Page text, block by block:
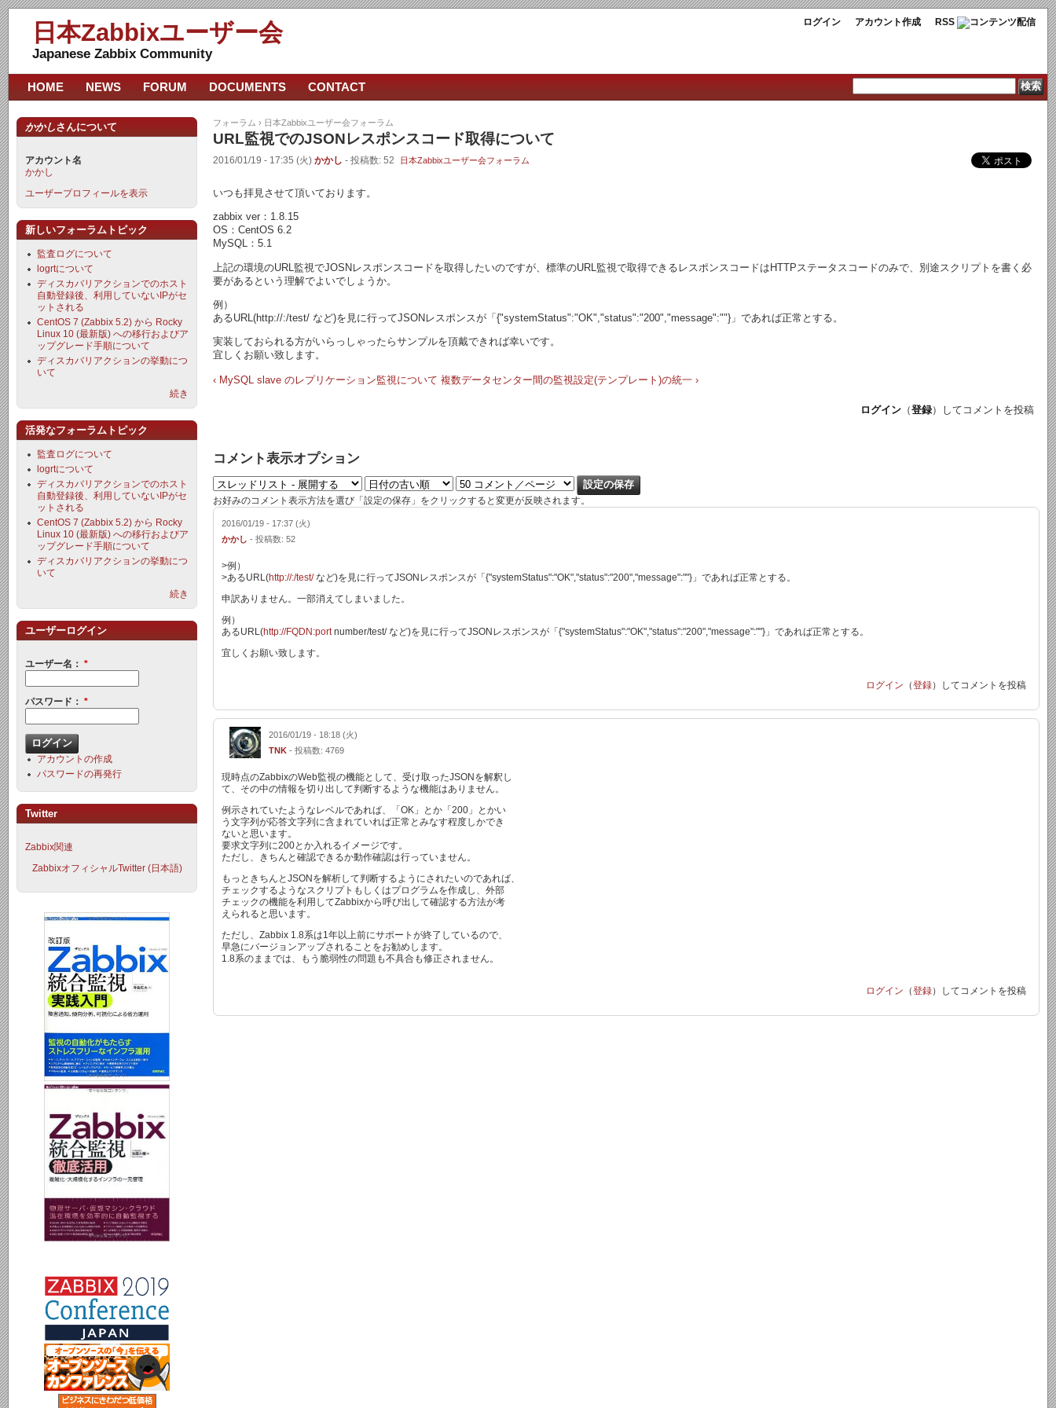
ログイン アカウント作成 RSS
日本Zabbixユーザー会
Japanese Zabbix Community
フォーラム › 日本Zabbixユーザー会フォーラム
URL監視でのJSONレスポンスコード取得について
2016/01/19 - 17:35 (火) かかし - 投稿数: 52 日本Zabbixユーザー会フォーラム
いつも拝見させて頂いております。
zabbix ver：1.8.15
OS：CentOS 6.2
MySQL：5.1
上記の環境のURL監視でJOSNレスポンスコードを取得したいのですが、標準のURL監視で取得できるレスポンスコードはHTTPステータスコードのみで、別途スクリプトを書く必
要があるという理解でよいでしょうか。
例）
あるURL(http://:/test/ など)を見に行ってJSONレスポンスが「{"systemStatus":"OK","status":"200","message":""}」であれば正常とする。
実装しておられる方がいらっしゃったらサンプルを頂戴できれば幸いです。
宜しくお願い致します。
‹ MySQL slave のレプリケーション監視について 複数データセンター間の監視設定(テンプレート)の統一 ›
ログイン （登録）してコメントを投稿
コメント表示オプション
お好みのコメント表示方法を選び「設定の保存」をクリックすると変更が反映されます。
2016/01/19 - 17:37 (火)
かかし - 投稿数: 52
>例）
>あるURL(http://:/test/など)を見に行ってJSONレスポンスが「{"systemStatus":"OK","status":"200","message":""}」であれば正常とする。
申訳ありません。一部消えてしまいました。
例）
あるURL(http://FQDN:portnumber/test/ など)を見に行ってJSONレスポンスが「{"systemStatus":"OK","status":"200","message":""}」であれば正常とする。
宜しくお願い致します。
ログイン （登録）してコメントを投稿
2016/01/19 - 18:18 (火)
TNK - 投稿数: 4769
現時点のZabbixのWeb監視の機能として、受け取ったJSONを解釈し
て、その中の情報を切り出して判断するような機能はありません。
例示されていたようなレベルであれば、「OK」とか「200」とかい
う文字列が応答文字列に含まれていれば正常とみなす程度しかでき
ないと思います。
要求文字列に200とか入れるイメージです。
ただし、きちんと確認できるか動作確認は行っていません。
もっときちんとJSONを解析して判断するようにされたいのであれば、
チェックするようなスクリプトもしくはプログラムを作成し、外部
チェックの機能を利用してZabbixから呼び出して確認する方法が考
えられると思います。
ただし、Zabbix 1.8系は1年以上前にサポートが終了しているので、
早急にバージョンアップされることをお勧めします。
1.8系のままでは、もう脆弱性の問題も不具合も修正されません。
ログイン （登録）してコメントを投稿
HOME NEWS FORUM DOCUMENTS CONTACT
かかしさんについて
アカウント名
かかし
ユーザープロフィールを表示
新しいフォーラムトピック
監査ログについて
logrtについて
ディスカバリアクションでのホスト
自動登録後、利用していないIPがセ
ットされる
CentOS 7 (Zabbix 5.2) から Rocky
Linux 10 (最新版) への移行およびア
ップグレード手順について
ディスカバリアクションの挙動につ
いて
続き
活発なフォーラムトピック
監査ログについて
logrtについて
ディスカバリアクションでのホスト
自動登録後、利用していないIPがセ
ットされる
CentOS 7 (Zabbix 5.2) から Rocky
Linux 10 (最新版) への移行およびア
ップグレード手順について
ディスカバリアクションの挙動につ
いて
続き
ユーザーログイン
ユーザー名： *
パスワード： *
アカウントの作成
パスワードの再発行
Twitter
Zabbix関連
ZabbixオフィシャルTwitter (日本語)